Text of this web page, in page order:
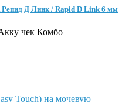
Д Линк / Rapid D Link 6 мм
чек Комбо